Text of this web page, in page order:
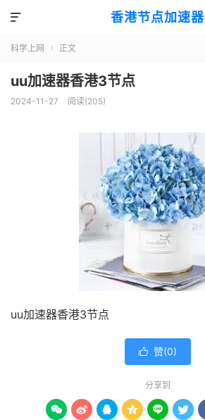
香港节点加速器

科学上网  正文
uu加速器香港3节点
2024-11-27 阅读(205)
uu加速器香港3节点
 赞(0)
分享到
     